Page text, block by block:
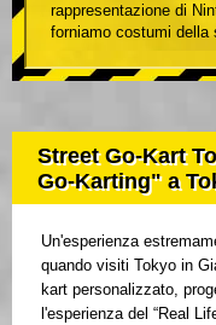
rappresentazione di
forniamo costumi della
Street Go-Kart
Go-Karting" a
Un'esperienza
quando visiti Tokyo in
kart personalizzato,
l'esperienza del “Real